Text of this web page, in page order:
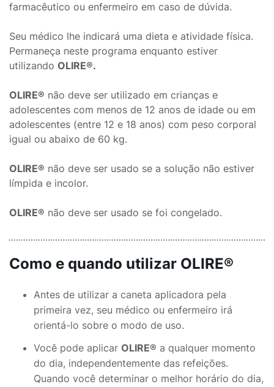
farmacêutico ou enfermeiro em caso de dúvida.
Seu médico lhe indicará uma dieta e atividade física.
Permaneça neste programa enquanto estiver
utilizando OLIRE®.
OLIRE® não deve ser utilizado em crianças e
adolescentes com menos de 12 anos de idade ou em
adolescentes (entre 12 e 18 anos) com peso corporal
igual ou abaixo de 60 kg.
OLIRE® não deve ser usado se a solução não estiver
límpida e incolor.
OLIRE® não deve ser usado se foi congelado.
Como e quando utilizar OLIRE®
Antes de utilizar a caneta aplicadora pela
primeira vez, seu médico ou enfermeiro irá
orientá-lo sobre o modo de uso.
Você pode aplicar OLIRE® a qualquer momento
do dia, independentemente das refeições.
Quando você determinar o melhor horário do dia,